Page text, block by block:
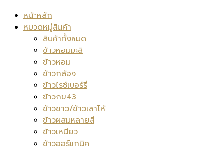
หน้าหลัก
หมวดหมู่สินค้า
สินค้าทั้งหมด
ข้าวหอมมะลิ
ข้าวหอม
ข้าวกล้อง
ข้าวไรซ์เบอร์รี่
ข้าวกข43
ข้าวขาว/ข้าวเสาไห้
ข้าวผสมหลายสี
ข้าวเหนียว
ข้าวออร์แกนิค